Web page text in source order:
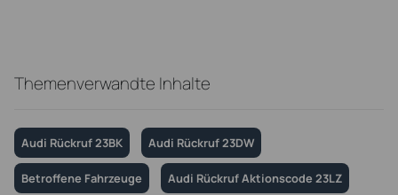
Themenverwandte Inhalte
Audi Rückruf 23BK Audi Rückruf 23DW
Betroffene Fahrzeuge Audi Rückruf Aktionscode 23LZ